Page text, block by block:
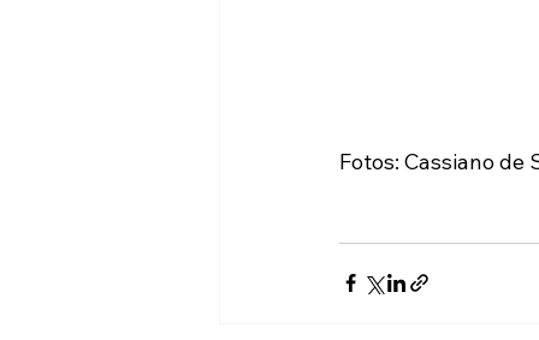
Fotos: Cassiano de